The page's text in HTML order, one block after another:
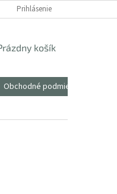
Prihlásenie
košík
Obchodné podmienky